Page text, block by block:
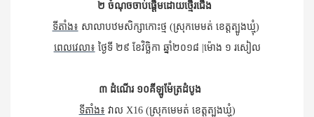
២​ ចំណុចចាប់ផ្តើមដោយថ្មើរជើង
ទីតាំង៖ សាលាបឋមសិក្សាកោះថ្ម (ស្រុកមេមត់ ខេត្តត្បូងឃ្មុំ)
ពេលវេលា៖ ថ្ងៃទី ២៩ ខែវិច្ឆិកា ឆ្នាំ២០១៨ ម៉ោង ១ រសៀល
៣ ដំណើរ ១០គីឡូម៉ែត្រដំបូង
ទីតាំង៖ វាល X16 (ស្រុកមេមត់ ខេត្តត្បូងឃ្មុំ)